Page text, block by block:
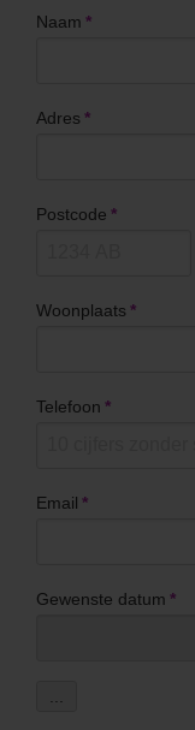
Naam *
Adres *
Postcode *
Woonplaats *
Telefoon *
Email *
Gewenste datum *